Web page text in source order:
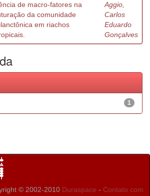
de macro-fatores na
da comunidade
em riachos
Aggio,
Carlos
Eduardo
Gonçalves
1
© 2002-2010 Duraspace - Contato com